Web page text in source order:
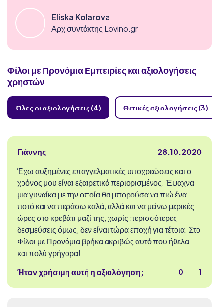
Eliska Kolarova
Αρχισυντάκτης Lovino.gr
Φίλοι με ΠρονόμιαΕμπειρίες και αξιολογήσεις
χρηστών
Όλες οι αξιολογήσεις (4) Θετικές αξιολογήσεις (3)
Γιάννης
28.10.2020
Έχω αυξημένες επαγγελματικές υποχρεώσεις και ο
χρόνος μου είναι εξαιρετικά περιορισμένος. Έψαχνα
μια γυναίκα με την οποία θα μπορούσα να πιώ ένα
ποτό και να περάσω καλά, αλλά και να μείνω μερικές
ώρες στο κρεβάτι μαζί της, χωρίς περισσότερες
δεσμεύσεις όμως, δεν είναι τώρα εποχή για τέτοια. Στο
Φίλοι με Προνόμια βρήκα ακριβώς αυτό που ήθελα –
και πολύ γρήγορα!
Ήταν χρήσιμη αυτή η αξιολόγηση;
0 1